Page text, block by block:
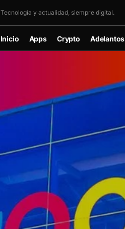
Tecnología y actualidad, siempre digital.
Inicio Apps Crypto Adelantos